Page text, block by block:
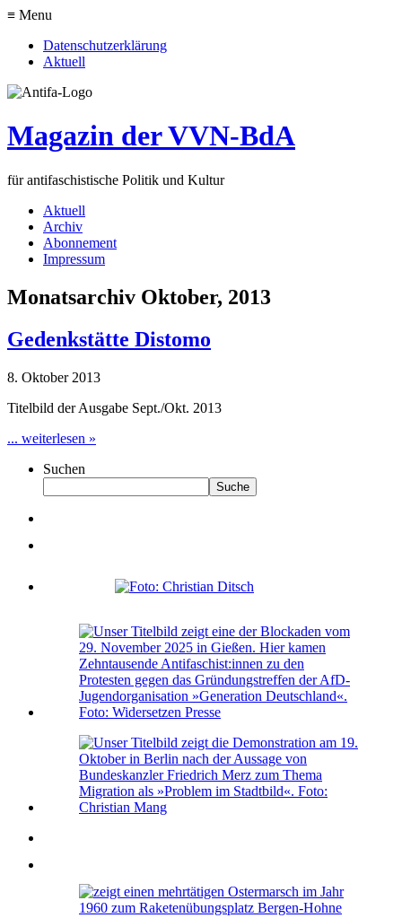
≡ Menu
Datenschutzerklärung
Aktuell
Magazin der VVN-BdA
für antifaschistische Politik und Kultur
Aktuell
Archiv
Abonnement
Impressum
Monatsarchiv Oktober, 2013
Gedenkstätte Distomo
8. Oktober 2013
Titelbild der Ausgabe Sept./Okt. 2013
... weiterlesen »
Suchen
Suche